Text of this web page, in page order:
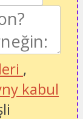
,
kabul